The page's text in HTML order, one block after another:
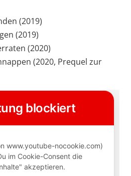
(2019)
(2019)
(2020)
(2020, Prequel zur